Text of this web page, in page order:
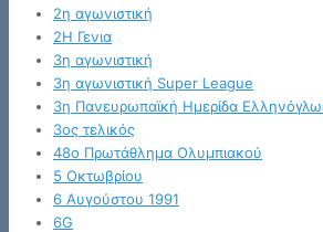
2η αγωνιστική
2Η Γενια
3η αγωνιστική
3η αγωνιστική Super League
3η Πανευρωπαϊκή Ημερίδα
3ος τελικός
48ο Πρωτάθλημα Ολυμπιακού
5 Οκτωβρίου
6 Αυγούστου 1991
6G